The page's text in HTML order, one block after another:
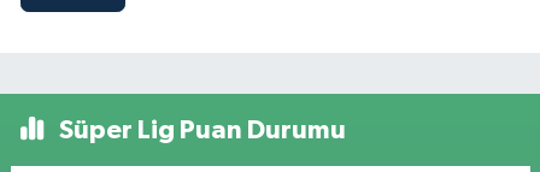
Süper Lig Puan Durumu